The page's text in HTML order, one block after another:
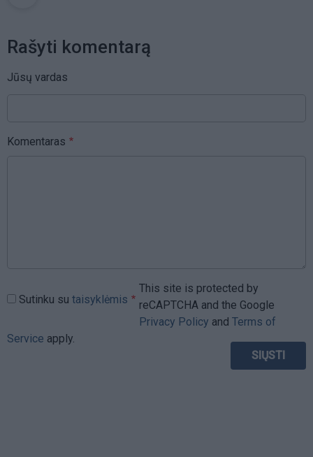
Rašyti komentarą
Jūsų vardas
Komentaras
Sutinku su taisyklėmis
This site is protected by
reCAPTCHA and the Google
Privacy Policy and Terms of
Service apply.